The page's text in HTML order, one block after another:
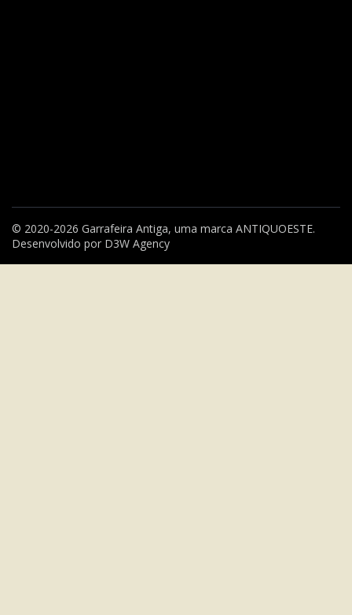
© 2020-2026 Garrafeira Antiga, uma marca ANTIQUOESTE.
Desenvolvido por D3W Agency